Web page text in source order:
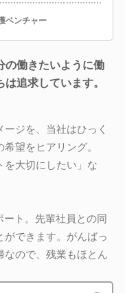
ベンチャー
の働きたいように働
追求しています。
ジを、当社はひっく
望をヒアリング。
を大切にしたい」な
ト。先輩社員との同
できます。がんばっ
なので、残業もほとん